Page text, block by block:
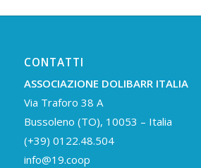
CONTATTI
ASSOCIAZIONE DOLIBARR ITALIA
Via Traforo 38 A
Bussoleno (TO), 10053 – Italia
(+39) 0122.48.504
info@19.coop